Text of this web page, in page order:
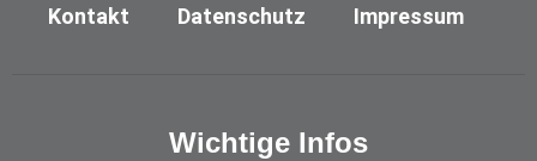
Kontakt Datenschutz Impressum
Wichtige Infos